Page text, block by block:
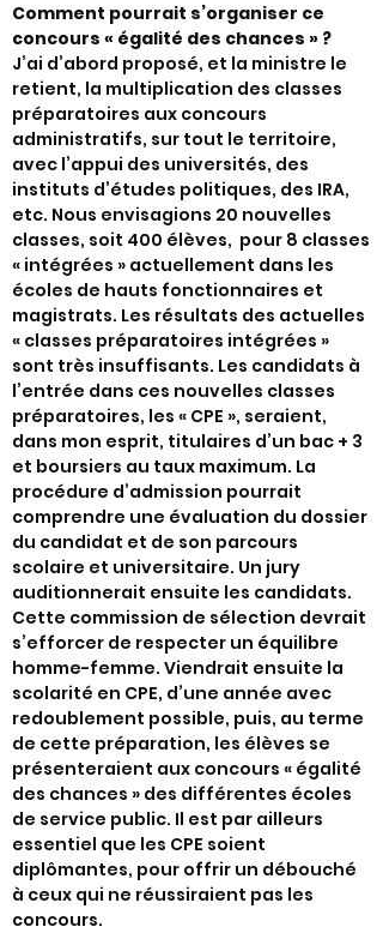
Comment pourrait s’organiser ce
concours « égalité des chances » ?
J’ai d’abord proposé, et la ministre le
retient, la multiplication des classes
préparatoires aux concours
administratifs, sur tout le territoire,
avec l’appui des universités, des
instituts d’études politiques, des IRA,
etc. Nous envisagions 20 nouvelles
classes, soit 400 élèves, pour 8 classes
« intégrées » actuellement dans les
écoles de hauts fonctionnaires et
magistrats. Les résultats des actuelles
« classes préparatoires intégrées »
sont très insuffisants. Les candidats à
l’entrée dans ces nouvelles classes
préparatoires, les « CPE », seraient,
dans mon esprit, titulaires d’un bac + 3
et boursiers au taux maximum. La
procédure d’admission pourrait
comprendre une évaluation du dossier
du candidat et de son parcours
scolaire et universitaire. Un jury
auditionnerait ensuite les candidats.
Cette commission de sélection devrait
s’efforcer de respecter un équilibre
homme-femme. Viendrait ensuite la
scolarité en CPE, d’une année avec
redoublement possible, puis, au terme
de cette préparation, les élèves se
présenteraient aux concours « égalité
des chances » des différentes écoles
de service public. Il est par ailleurs
essentiel que les CPE soient
diplômantes, pour offrir un débouché
à ceux qui ne réussiraient pas les
concours.